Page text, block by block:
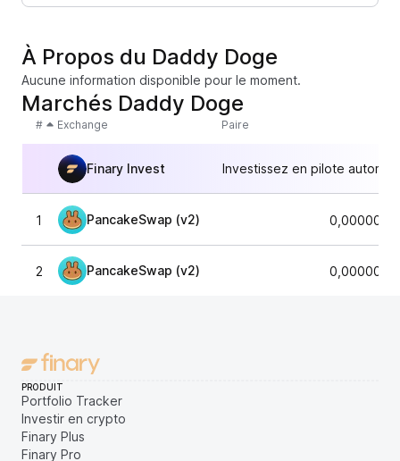
À Propos du Daddy Doge
Aucune information disponible pour le moment.
Marchés Daddy Doge
# Exchange Paire
Finary Invest Investissez en pilote
1 PancakeSwap (v2)
2 PancakeSwap (v2)
PRODUIT
Portfolio Tracker
Investir en crypto
Finary Plus
Finary Pro